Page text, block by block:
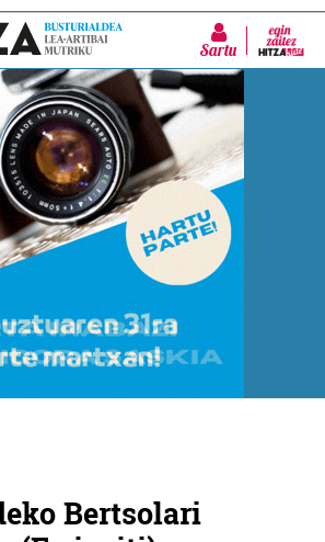
Sartu
Bertsolari